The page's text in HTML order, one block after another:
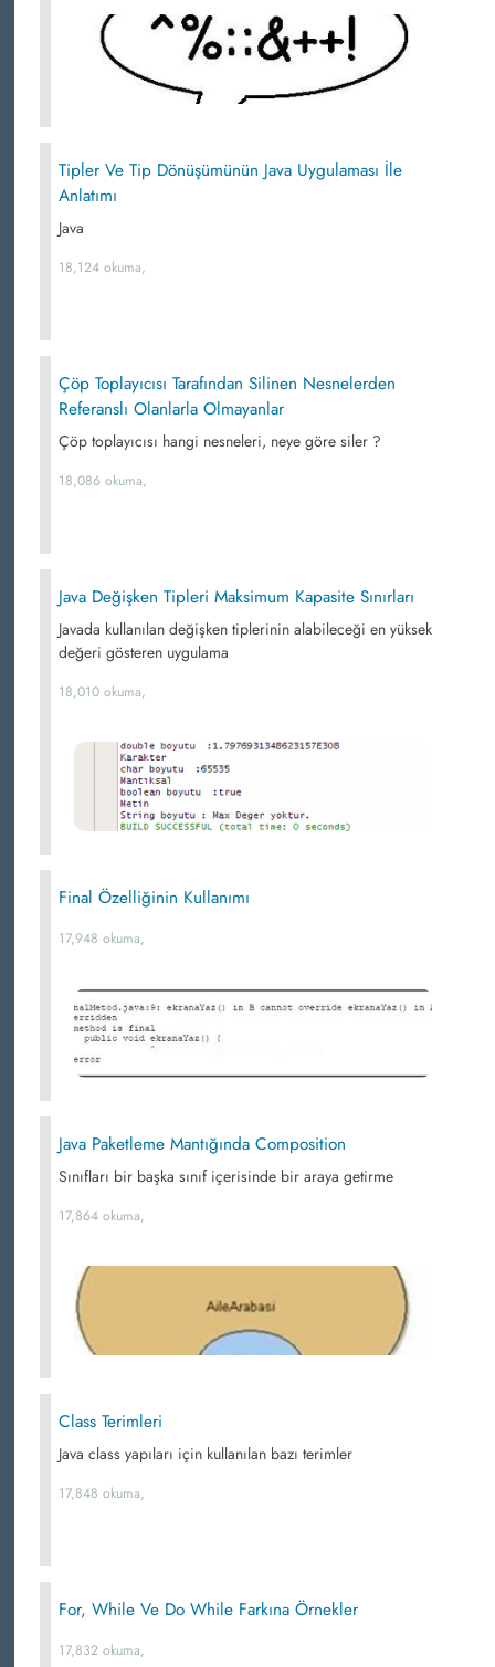
Tipler Ve Tip Dönüşümünün Java Uygulaması İle
Anlatımı
Java
18,124 okuma,
Çöp Toplayıcısı Tarafından Silinen Nesnelerden
Referanslı Olanlarla Olmayanlar
Çöp toplayıcısı hangi nesneleri, neye göre siler ?
18,086 okuma,
Java Değişken Tipleri Maksimum Kapasite Sınırları
Javada kullanılan değişken tiplerinin alabileceği en yüksek
değeri gösteren uygulama
18,010 okuma,
Final Özelliğinin Kullanımı
17,948 okuma,
Java Paketleme Mantığında Composition
Sınıfları bir başka sınıf içerisinde bir araya getirme
17,864 okuma,
Class Terimleri
Java class yapıları için kullanılan bazı terimler
17,848 okuma,
For, While Ve Do While Farkına Örnekler
17,832 okuma,